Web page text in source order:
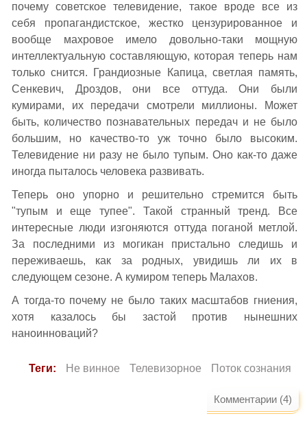
почему советское телевидение, такое вроде все из
себя пропагандистское, жестко цензурированное и
вообще махровое имело довольно-таки мощную
интеллектуальную составляющую, которая теперь нам
только снится. Грандиозные Капица, светлая память,
Сенкевич, Дроздов, они все оттуда. Они были
кумирами, их передачи смотрели миллионы. Может
быть, количество познавательных передач и не было
большим, но качество-то уж точно было высоким.
Телевидение ни разу не было тупым. Оно как-то даже
иногда пыталось человека развивать.
Теперь оно упорно и решительно стремится быть
"тупым и еще тупее". Такой странный тренд. Все
интересные люди изгоняются оттуда поганой метлой.
За последними из могикан пристально следишь и
переживаешь, как за родных, увидишь ли их в
следующем сезоне. А кумиром теперь Малахов.
А тогда-то почему не было таких масштабов гниения,
хотя казалось бы застой против нынешних
наноинноваций?
Теги: Не винное Телевизорное Поток сознания
Комментарии (4)